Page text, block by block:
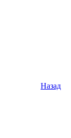
Назад